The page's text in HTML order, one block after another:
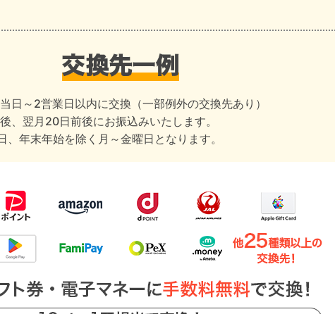
日～2営業日以内に交換（一部例外の交換先あり）
、翌月20日前後にお振込みいたします。
、年末年始を除く月～金曜日となります。